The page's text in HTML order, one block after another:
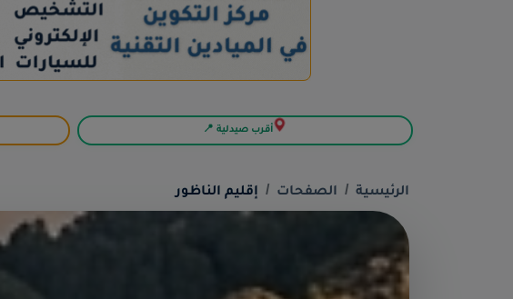
أقرب صيدلية 📍
الرئيسية الصفحات إقليم الناظور